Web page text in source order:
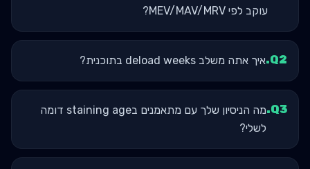
עוקב לפי MEV/MAV/MRV?
Q2
.איך אתה משלב deload weeks בתוכנית?
Q3
.
מה הניסיון שלך עם מתאמנים בstaining age דומה
לשלי?